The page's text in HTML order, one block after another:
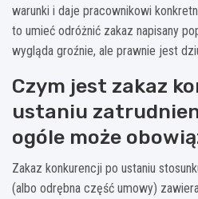
warunki i daje pracownikowi
to umieć odróżnić zakaz napisany
wygląda groźnie, ale prawnie jest
Czym jest zakaz
ustaniu
ogóle może
Zakaz konkurencji po ustaniu
(albo odrębna część umowy)